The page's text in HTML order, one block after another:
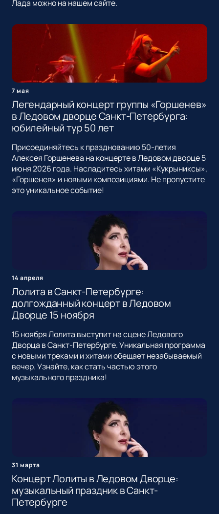
Лада можно на нашем сайте.
7 мая
Легендарный концерт группы «Горшенев»
в Ледовом дворце Санкт-Петербурга:
юбилейный тур 50 лет
Присоединяйтесь к празднованию 50-летия
Алексея Горшенева на концерте в Ледовом дворце 5
июня 2026 года. Насладитесь хитами «Кукрыниксы»,
«Горшенев» и новыми композициями. Не пропустите
это уникальное событие!
14 апреля
Лолита в Санкт-Петербурге:
долгожданный концерт в Ледовом
Дворце 15 ноября
15 ноября Лолита выступит на сцене Ледового
Дворца в Санкт-Петербурге. Уникальная программа
с новыми треками и хитами обещает незабываемый
вечер. Узнайте, как стать частью этого
музыкального праздника!
31 марта
Концерт Лолиты в Ледовом Дворце:
музыкальный праздник в Санкт-
Петербурге